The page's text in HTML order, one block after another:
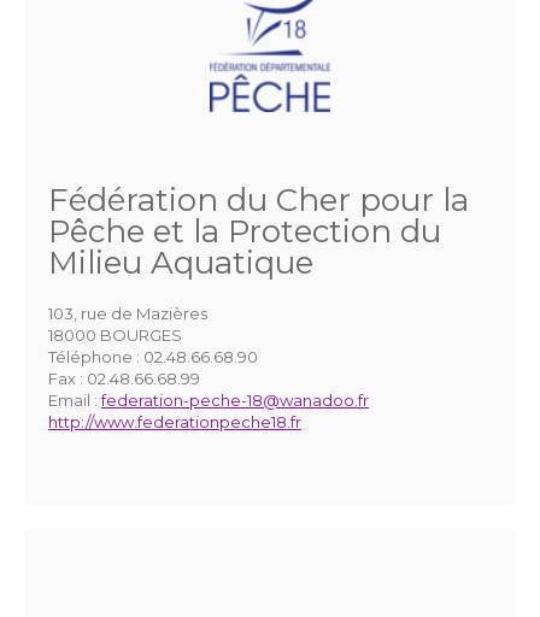
Fédération du Cher pour la
Pêche et la Protection du
Milieu Aquatique
103, rue de Mazières
18000 BOURGES
Téléphone : 02.48.66.68.90
Fax : 02.48.66.68.99
Email :federation-peche-18@wanadoo.fr
http://www.federationpeche18.fr